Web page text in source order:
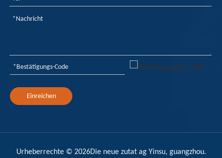
Einreichen
Urheberrechte © 2026Die neue zutat ag Yinsu, guangzhou.